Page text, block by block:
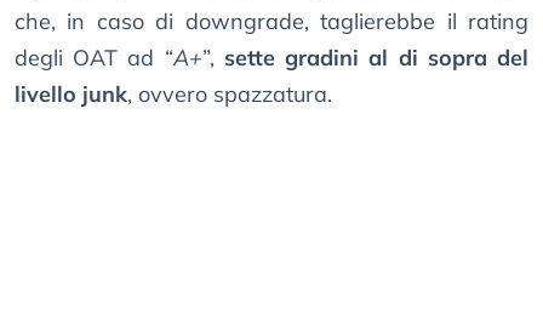
che, in caso di downgrade, taglierebbe il rating
degli OAT ad “A+”, sette gradini al di sopra del
livello junk, ovvero spazzatura.